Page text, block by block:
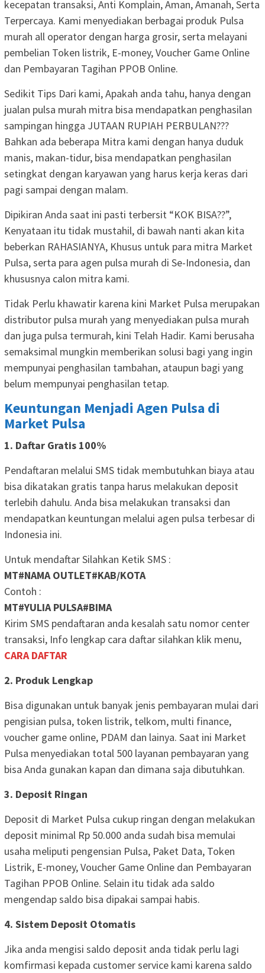
kecepatan transaksi, Anti Komplain, Aman, Amanah, Serta
Terpercaya. Kami menyediakan berbagai produk Pulsa
murah all operator dengan harga grosir, serta melayani
pembelian Token listrik, E-money, Voucher Game Online
dan Pembayaran Tagihan PPOB Online.
Sedikit Tips Dari kami, Apakah anda tahu, hanya dengan
jualan pulsa murah mitra bisa mendapatkan penghasilan
sampingan hingga JUTAAN RUPIAH PERBULAN???
Bahkan ada beberapa Mitra kami dengan hanya duduk
manis, makan-tidur, bisa mendapatkan penghasilan
setingkat dengan karyawan yang harus kerja keras dari
pagi sampai dengan malam.
Dipikiran Anda saat ini pasti terbersit “KOK BISA??”,
Kenyataan itu tidak mustahil, di bawah nanti akan kita
beberkan RAHASIANYA, Khusus untuk para mitra Market
Pulsa, serta para agen pulsa murah di Se-Indonesia, dan
khususnya calon mitra kami.
Tidak Perlu khawatir karena kini Market Pulsa merupakan
distributor pulsa murah yang menyediakan pulsa murah
dan juga pulsa termurah, kini Telah Hadir. Kami berusaha
semaksimal mungkin memberikan solusi bagi yang ingin
mempunyai penghasilan tambahan, ataupun bagi yang
belum mempunyai penghasilan tetap.
Keuntungan Menjadi Agen Pulsa di
Market Pulsa
1. Daftar Gratis 100%
Pendaftaran melalui SMS tidak membutuhkan biaya atau
bisa dikatakan gratis tanpa harus melakukan deposit
terlebih dahulu. Anda bisa melakukan transaksi dan
mendapatkan keuntungan melalui agen pulsa terbesar di
Indonesia ini.
Untuk mendaftar Silahkan Ketik SMS :
MT#NAMA OUTLET#KAB/KOTA
Contoh :
MT#YULIA PULSA#BIMA
Kirim SMS pendaftaran anda kesalah satu nomor center
transaksi, Info lengkap cara daftar silahkan klik menu,
CARA DAFTAR
2. Produk Lengkap
Bisa digunakan untuk banyak jenis pembayaran mulai dari
pengisian pulsa, token listrik, telkom, multi finance,
voucher game online, PDAM dan lainya. Saat ini Market
Pulsa menyediakan total 500 layanan pembayaran yang
bisa Anda gunakan kapan dan dimana saja dibutuhkan.
3. Deposit Ringan
Deposit di Market Pulsa cukup ringan dengan melakukan
deposit minimal Rp 50.000 anda sudah bisa memulai
usaha meliputi pengensian Pulsa, Paket Data, Token
Listrik, E-money, Voucher Game Online dan Pembayaran
Tagihan PPOB Online. Selain itu tidak ada saldo
mengendap saldo bisa dipakai sampai habis.
4. Sistem Deposit Otomatis
Jika anda mengisi saldo deposit anda tidak perlu lagi
komfirmasi kepada customer service kami karena saldo